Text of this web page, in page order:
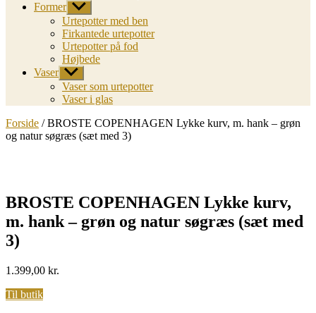
Former Vis
undermenu
Urtepotter med ben
Firkantede urtepotter
Urtepotter på fod
Højbede
Vaser Vis
undermenu
Vaser som urtepotter
Vaser i glas
Forside / BROSTE COPENHAGEN Lykke kurv, m. hank – grøn
og natur søgræs (sæt med 3)
BROSTE COPENHAGEN Lykke kurv,
m. hank – grøn og natur søgræs (sæt med
3)
1.399,00 kr.
Til butik